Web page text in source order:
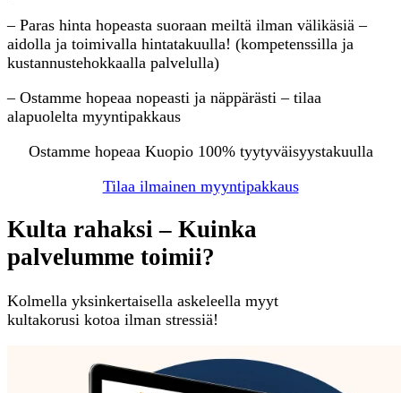
– Paras hinta hopeasta suoraan meiltä ilman välikäsiä –
aidolla ja toimivalla hintatakuulla! (kompetenssilla ja
kustannustehokkaalla palvelulla)
– Ostamme hopeaa nopeasti ja näppärästi – tilaa
alapuolelta myyntipakkaus
Ostamme hopeaa Kuopio 100% tyytyväisyystakuulla
Tilaa ilmainen myyntipakkaus
Kulta rahaksi – Kuinka
palvelumme toimii?
Kolmella yksinkertaisella askeleella myyt
kultakorusi kotoa ilman stressiä!